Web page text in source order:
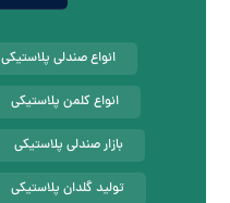
انواع صندلی پلاستیکی
انواع کلمن پلاستیکی
بازار صندلی پلاستیکی
تولید گلدان پلاستیکی